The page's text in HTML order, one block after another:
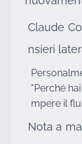
Claude
nsieri
"Perché
mpere il
Nota a